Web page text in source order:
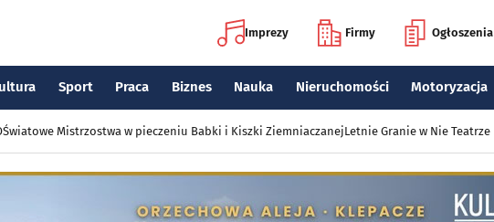
Imprezy Firmy Ogłoszenia
Sport Praca Biznes Nauka Nieruchomości Motoryzacja
Światowe Mistrzostwa w pieczeniu Babki i Kiszki ZiemniaczanejLetnie Granie w Nie Teatrze